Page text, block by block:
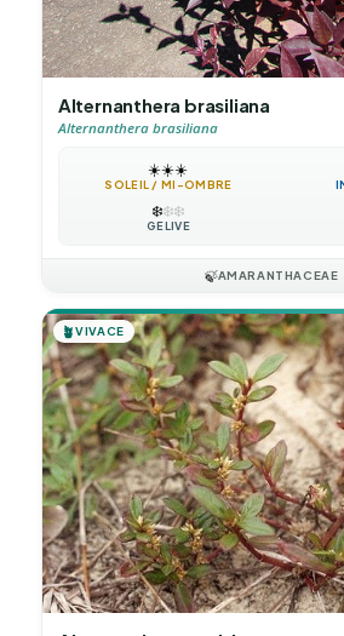
Alternanthera brasiliana
Alternanthera brasiliana
☀️☀️☀️
SOLEIL / MI-OMBRE
❄️❄️❄️
GÉLIVE
🍃AMARANTHACEAE
🪴VIVACE